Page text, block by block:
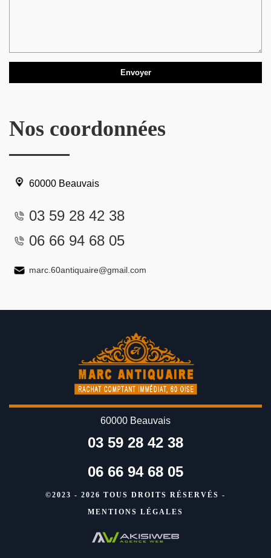
Nos coordonnées
60000 Beauvais
03 59 28 42 38
06 66 94 68 05
marc.60antiquaire@gmail.com
60000 Beauvais
03 59 28 42 38
06 66 94 68 05
©2023 - 2026 TOUS DROITS RÉSERVÉS -
MENTIONS LÉGALES